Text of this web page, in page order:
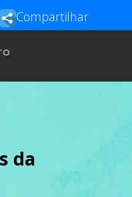
Compartilhar
da